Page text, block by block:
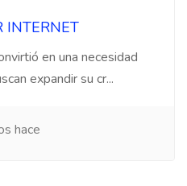
INTERNET
en una necesidad
expandir su cr...
hace